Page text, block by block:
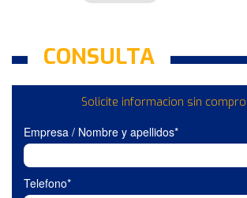
CONSULTA
Solicite informacion sin
Empresa / Nombre y apellidos*
Telefono*